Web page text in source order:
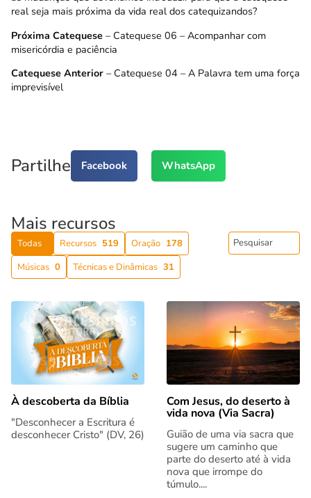
real seja mais próxima da vida real dos catequizandos?
Próxima Catequese – Catequese 06 –Acompanhar com
misericórdia e paciência
Catequese Anterior – Catequese 04 –A Palavra tem uma força
imprevisível
Partilhe Facebook WhatsApp
Mais recursos
Todas Recursos 519 Oração 178
Músicas 0 Técnicas e Dinâmicas 31
À descoberta da Bíblia
"Desconhecer a Escritura é
desconhecer Cristo" (DV, 26)
Com Jesus, do deserto à
vida nova (Via Sacra)
Guião de uma via sacra que
sugere um caminho que
parte do deserto até à vida
nova que irrompe do
túmulo....